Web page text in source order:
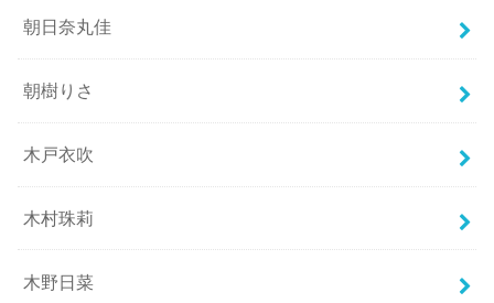
朝日奈丸佳
朝樹りさ
木戸衣吹
木村珠莉
木野日菜